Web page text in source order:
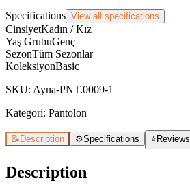
Specifications View all specifications
CinsiyetKadın / Kız
Yaş GrubuGenç
SezonTüm Sezonlar
KoleksiyonBasic
SKU: Ayna-PNT.0009-1
Kategori: Pantolon
📝 Description ⚙️Specifications ⭐Reviews
Description